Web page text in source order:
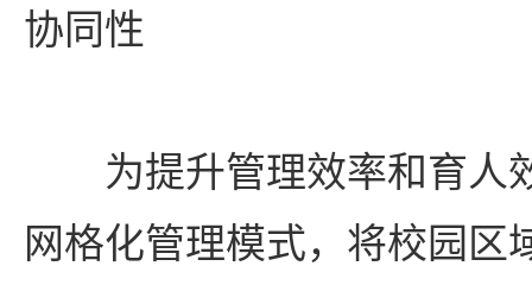
协同性
为提升管理效率和育人
网格化管理模式，将校园区